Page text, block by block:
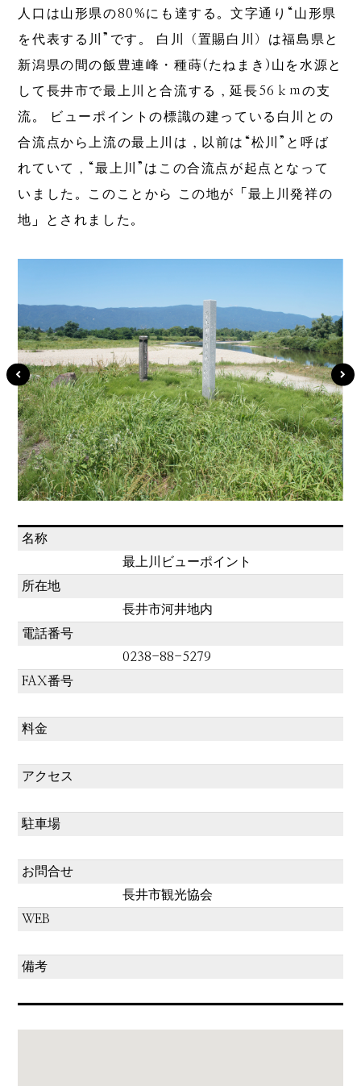
人口は山形県の80%にも達する。文字通り“山形県
を代表する川”です。 白川（置賜白川）は福島県と
新潟県の間の飯豊連峰・種蒔(たねまき)山を水源と
して長井市で最上川と合流する，延長56ｋｍの支
流。 ビューポイントの標識の建っている白川との
合流点から上流の最上川は，以前は“松川”と呼ば
れていて，“最上川”はこの合流点が起点となって
いました。このことから この地が「最上川発祥の
地」とされました。
名称
最上川ビューポイント
所在地
長井市河井地内
電話番号
0238-88-5279
FAX番号
料金
アクセス
駐車場
お問合せ
長井市観光協会
WEB
備考